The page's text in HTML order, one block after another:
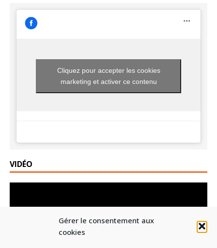
Gérer le consentement aux
cookies
Cliquez pour accepter les cookies
marketing et activer ce contenu
VIDÉO